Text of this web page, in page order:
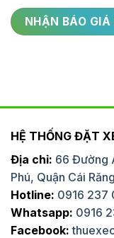
HỆ THỐNG ĐẶT
Địa chỉ: 66 Đường
Phú, Quận Cái
Hotline: 0916 237
Whatsapp: 0916
Facebook: